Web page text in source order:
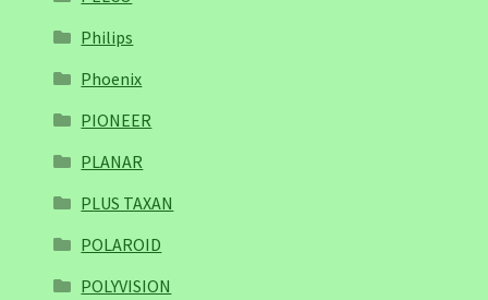
Philips
Phoenix
PIONEER
PLANAR
PLUS TAXAN
POLAROID
POLYVISION